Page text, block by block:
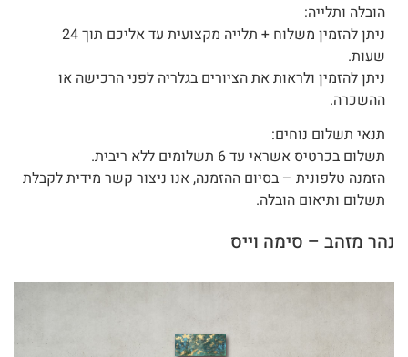
הובלה ותלייה:
ניתן להזמין משלוח + תלייה מקצועית עד אליכם תוך 24
שעות.
ניתן להזמין ולראות את הציורים בגלריה לפני הרכישה או
ההשכרה.
תנאי תשלום נוחים:
תשלום בכרטיס אשראי עד 6 תשלומים ללא ריבית.
הזמנה טלפונית – בסיום ההזמנה, אנו ניצור קשר מידית לקבלת
תשלום ותיאום הובלה.
נהר מזהב – סימה וייס